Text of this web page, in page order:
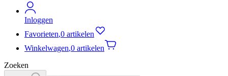
Inloggen
Favorieten,0 artikelen
Winkelwagen,0 artikelen
Zoeken